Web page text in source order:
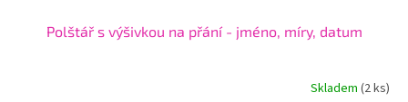
Polštář s výšivkou na přání - jméno, míry, datum
Skladem (2 ks)